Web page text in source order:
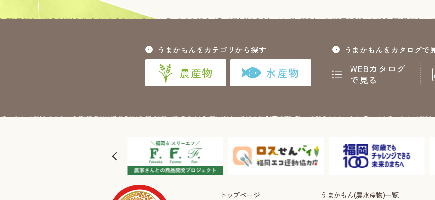
うまかもんをカテゴリから探す
農産物 水産物
うまかもんをカタログで
WEBカタログ
で見る
トップページ
うまかもん(農水産物)一覧